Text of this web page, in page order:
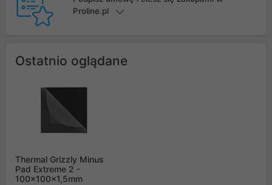
Proline.pl
Ostatnio oglądane
Thermal Grizzly Minus
Pad Extreme 2 -
100x100x1,5mm